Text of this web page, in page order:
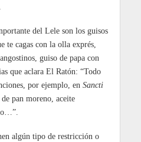
del Lele son los guisos
te cagas con la olla exprés,
guiso de papa con
que aclara El Ratón: “Todo
por ejemplo, en Sancti
pan moreno, aceite
algún tipo de restricción o